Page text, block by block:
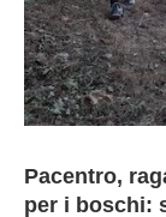
Pacentro,
per i boschi: